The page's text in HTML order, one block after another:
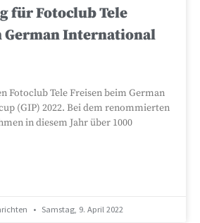
für Fotoclub Tele
German International
Fotoclub Tele Freisen beim German
(GIP) 2022. Bei dem renommierten
in diesem Jahr über 1000
Samstag, 9. April 2022